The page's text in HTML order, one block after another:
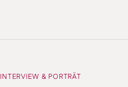
INTERVIEW & PORTRÄT